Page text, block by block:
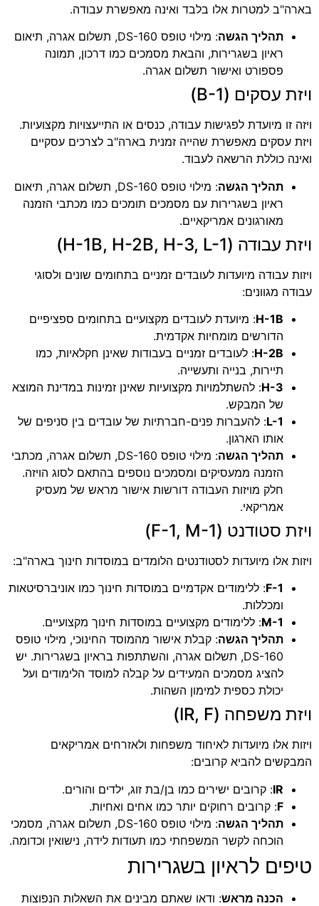
בארה"ב למטרות אלו בלבד ואינה מאפשרת עבודה.
תהליך הגשה
: מילוי טופס DS-160, תשלום אגרה, תיאום
ראיון בשגרירות, והבאת מסמכים כמו דרכון, תמונה
פספורט ואישור תשלום אגרה.
ויזת עסקים (B-1)
ויזה זו מיועדת לפגישות עבודה, כנסים או התייעצויות מקצועיות.
ויזת עסקים מאפשרת שהייה זמנית בארה"ב לצרכים עסקיים
ואינה כוללת הרשאה לעבוד.
תהליך הגשה
: מילוי טופס DS-160, תשלום אגרה, תיאום
ראיון בשגרירות עם מסמכים תומכים כמו מכתבי הזמנה
מאורגונים אמריקאיים.
ויזת עבודה (H-1B, H-2B, H-3, L-1)
ויזות עבודה מיועדות לעובדים זמניים בתחומים שונים ולסוגי
עבודה מגוונים:
H-1B: מיועדת לעובדים מקצועיים בתחומים ספציפיים
הדורשים מומחיות אקדמית.
H-2B: לעובדים זמניים בעבודות שאינן חקלאיות, כמו
תיירות, בנייה ותעשייה.
H-3: להשתלמויות מקצועיות שאינן זמינות במדינת המוצא
של המבקש.
L-1: להעברות פנים-חברתיות של עובדים בין סניפים של
אותו הארגון.
תהליך הגשה
: מילוי טופס DS-160, תשלום אגרה, מכתבי
הזמנה ממעסיקים ומסמכים נוספים בהתאם לסוג הויזה.
חלק מויזות העבודה דורשות אישור מראש של מעסיק
אמריקאי.
ויזת סטודנט (F-1, M-1)
ויזות אלו מיועדות לסטודנטים הלומדים במוסדות חינוך בארה"ב:
F-1: ללימודים אקדמיים במוסדות חינוך כמו אוניברסיטאות
ומכללות.
M-1: ללימודים מקצועיים במוסדות חינוך מקצועיים.
תהליך הגשה: קבלת אישור מהמוסד החינוכי, מילוי טופס
DS-160, תשלום אגרה, והשתתפות בראיון בשגרירות. יש
להציג מסמכים המעידים על קבלה למוסד הלימודים ועל
יכולת כספית למימון השהות.
ויזת משפחה (IR, F)
ויזות אלו מיועדות לאיחוד משפחות ולאזרחים אמריקאים
המבקשים להביא קרובים:
IR: קרובים ישירים כמו בן/בת זוג, ילדים והורים.
F: קרובים רחוקים יותר כמו אחים ואחיות.
תהליך הגשה
: מילוי טופס DS-160, תשלום אגרה, מסמכי
הוכחה לקשר המשפחתי כמו תעודות לידה, נישואין וכדומה.
טיפים לראיון בשגרירות
הכנה מראש: ודאו שאתם מבינים את השאלות הנפוצות